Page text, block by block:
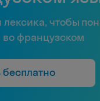
чтобы
во французском
бесплатно